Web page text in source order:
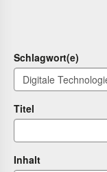
Schlagwort(e)
Titel
Inhalt